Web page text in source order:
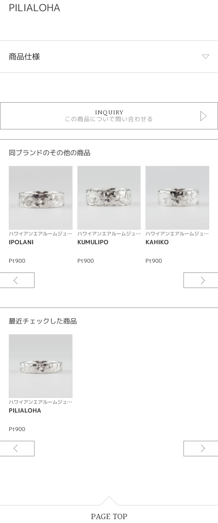
PILIALOHA
商品仕様
マリッジリング ハワイアン
金種
Pt900
レディース
メンズ
PILIALOHA ピリアロハ
4mm 平打ちタイプ
ハワイ語で〈愛し合う夫婦〉という意味のピリアロハ。古来より神が宿ると
いわれ、聖なる植物として愛される〈マレイ〉は〈家族愛〉を意味します。
る愛〉は、ふたりの愛をさらに深め信じあい幸福をもたらすデザインです。
ださい。
INQUIRY
この商品について問い合わせる
同ブランドのその他の商品
ハワイアンエアルームジュエリー
IPOLANI
Pt900
ハワイアンエアルームジュエリー
KUMULIPO
Pt900
ハワイアンエアルームジュエリー
KAHIKO
Pt900
最近チェックした商品
ハワイアンエアルームジュエリー
PILIALOHA
Pt900
PAGE TOP